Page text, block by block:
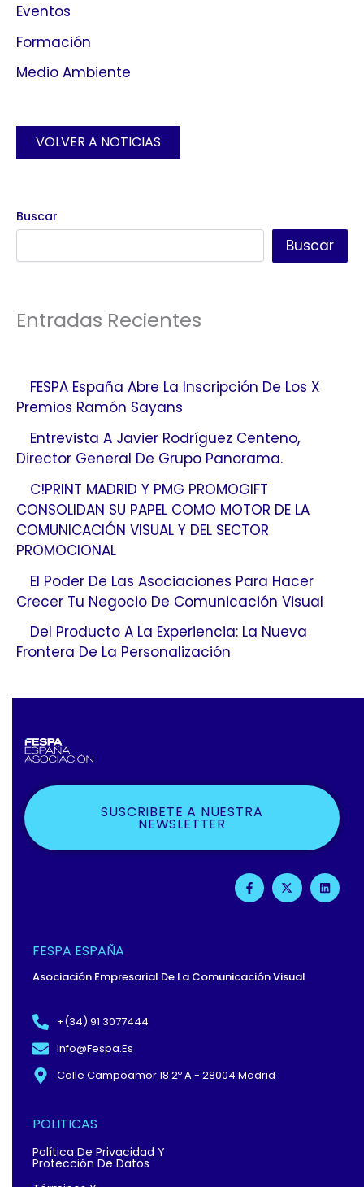
Eventos
Formación
Medio Ambiente
VOLVER A NOTICIAS
Buscar
Buscar
Entradas Recientes
FESPA España Abre La Inscripción De Los X
Premios Ramón Sayans
Entrevista A Javier Rodríguez Centeno,
Director General De Grupo Panorama.
C!PRINT MADRID Y PMG PROMOGIFT
CONSOLIDAN SU PAPEL COMO MOTOR DE LA
COMUNICACIÓN VISUAL Y DEL SECTOR
PROMOCIONAL
El Poder De Las Asociaciones Para Hacer
Crecer Tu Negocio De Comunicación Visual
Del Producto A La Experiencia: La Nueva
Frontera De La Personalización
SUSCRIBETE A NUESTRA
NEWSLETTER
F
A
C
F
X
-
T
L
I
N
FESPA ESPAÑA
Asociación Empresarial De La Comunicación Visual
+(34) 91 3077444
Info@fespa.es
Calle Campoamor 18 2º A - 28004 Madrid
POLITICAS
Política De Privacidad Y
Protección De Datos